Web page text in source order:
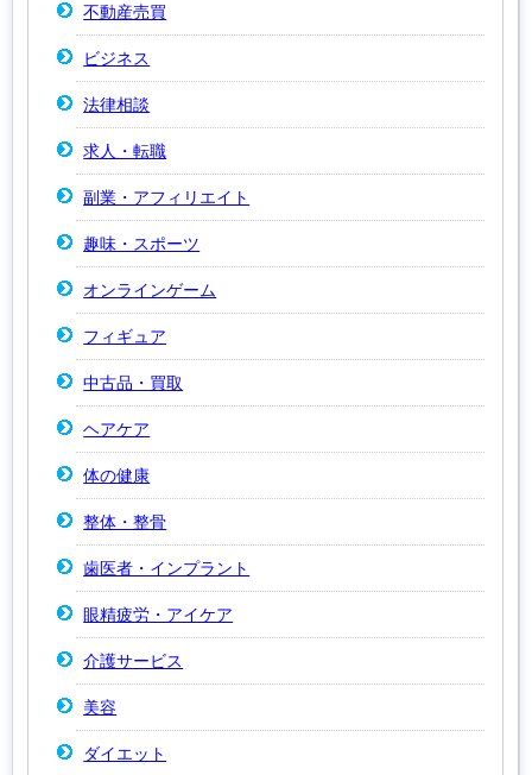
不動産売買
ビジネス
法律相談
求人・転職
副業・アフィリエイト
趣味・スポーツ
オンラインゲーム
フィギュア
中古品・買取
ヘアケア
体の健康
整体・整骨
歯医者・インプラント
眼精疲労・アイケア
介護サービス
美容
ダイエット